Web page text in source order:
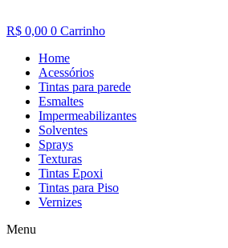
R$ 0,00 0 Carrinho
Home
Acessórios
Tintas para parede
Esmaltes
Impermeabilizantes
Solventes
Sprays
Texturas
Tintas Epoxi
Tintas para Piso
Vernizes
Menu